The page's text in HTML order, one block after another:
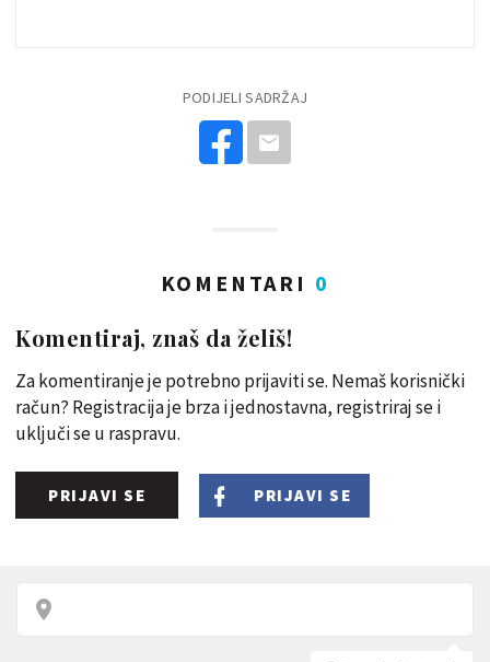
PODIJELI SADRŽAJ
KOMENTARI 0
Komentiraj, znaš da želiš!
Za komentiranje je potrebno prijaviti se. Nemaš korisnički
račun? Registracija je brza i jednostavna, registriraj se i
uključi se u raspravu.
PRIJAVI SE PRIJAVI SE